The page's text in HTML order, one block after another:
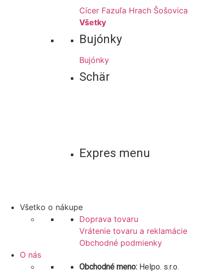
Cícer Fazuľa Hrach Šošovica
Všetky
Bujónky
Bujónky
Schär
Expres menu
Všetko o nákupe
Doprava tovaru
Vrátenie tovaru a reklamácie
Obchodné podmienky
O nás
Obchodné meno: Helpo. s.r.o.